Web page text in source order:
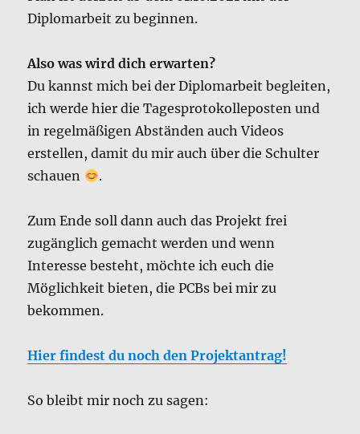
Diplomarbeit zu beginnen.
Also was wird dich erwarten?
Du kannst mich bei der Diplomarbeit begleiten,
ich werde hier die Tagesprotokolleposten und
in regelmäßigen Abständen auch Videos
erstellen, damit du mir auch über die Schulter
schauen
.
Zum Ende soll dann auch das Projekt frei
zugänglich gemacht werden und wenn
Interesse besteht, möchte ich euch die
Möglichkeit bieten, die PCBs bei mir zu
bekommen.
Hier findest du noch den Projektantrag!
So bleibt mir noch zu sagen: